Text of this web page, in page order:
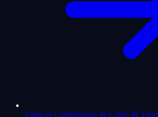
Todas as Combinações de Cartas de Tarot